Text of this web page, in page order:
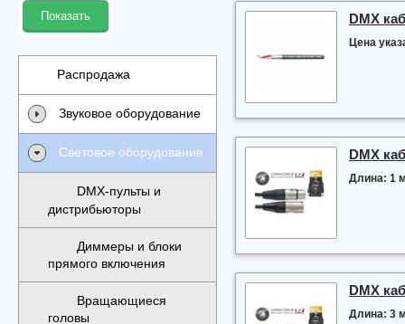
Показать
Распродажа
Звуковое оборудование
Световое оборудование
DMX-пульты и
дистрибьюторы
Диммеры и блоки
прямого включения
Вращающиеся
головы
DMX
Цена
DMX
Длина: 1
DMX
Длина: 3